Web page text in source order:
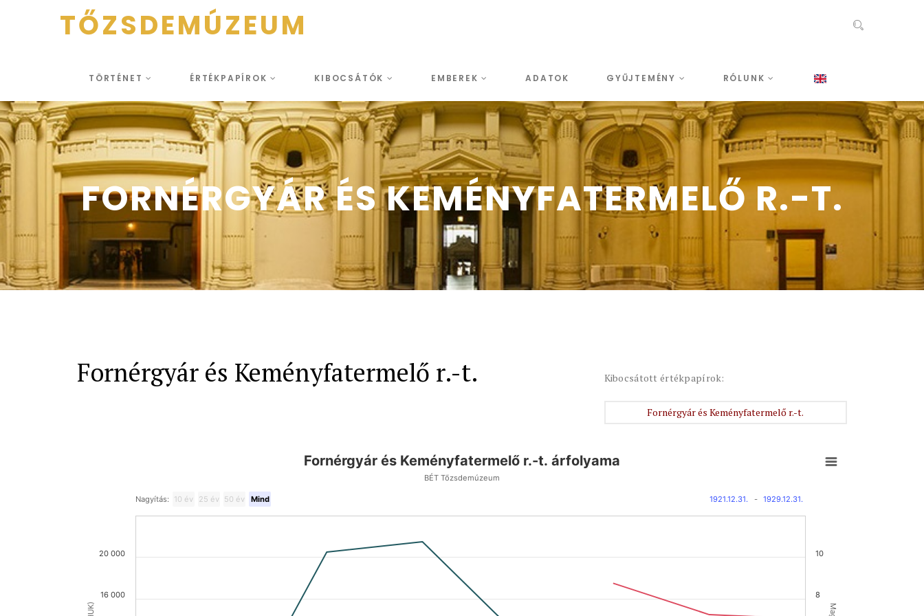
TŐZSDEMÚZEUM
TÖRTÉNET ÉRTÉKPAPÍROK KIBOCSÁTÓK EMBEREK ADATOK GYŰJTEMÉNY RÓLUNK
FORNÉRGYÁR ÉS KEMÉNYFATERMELŐ R.-T.
Fornérgyár és Keményfatermelő r.-t. Kibocsátott értékpapírok:
Fornérgyár és Keményfatermelő r.-t.
Fornérgyár és Keményfatermelő r.-t. árfolyama
BÉT Tőzsdemúzeum
Nagyítás: 10 év 25 év 50 év Mind 1921.12.31. - 1929.12.31.
16 000
20 000
8
10